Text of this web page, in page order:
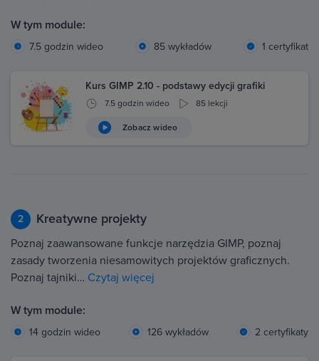
W tym module:
7.5 godzin wideo 85 wykładów 1 certyfikat
Kurs GIMP 2.10 - podstawy edycji grafiki
7.5 godzin wideo 85 lekcji
Zobacz wideo
2 Kreatywne projekty
Poznaj zaawansowane funkcje narzędzia GIMP, poznaj
zasady tworzenia niesamowitych projektów graficznych.
Poznaj tajniki… Czytaj więcej
W tym module:
14 godzin wideo 126 wykładów 2 certyfikaty